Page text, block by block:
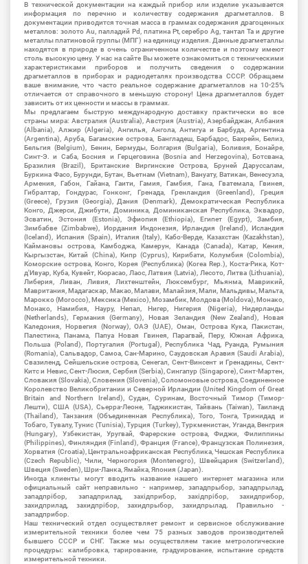
В технической документации на каждый прибор или изделие указывается
информация по перечню и количеству содержания драгметаллов. В
документации приводится точная масса в граммах содержания драгоценных
металлов: золото Au, палладий Pd, платина Pt, серебро Ag, тантал Ta и другие
металлы платиновой группы (МПГ) на единицу изделия. Данные драгметаллы
находятся в природе в очень ограниченном количестве и поэтому имеют
столь высокую цену. У нас на сайте Вы можете ознакомиться с техническими
характеристиками приборов и получить сведения о содержании
драгметаллов в приборах и радиодеталях производства СССР. Обращаем
ваше внимание, что часто реальное содержание драгметаллов на 10-25%
отличается от справочного в меньшую сторону! Цена драгметаллов будет
зависить от их ценности и массы в граммах.
Мы предлагаем быструю международную доставку практически во все
страны мира: Австралия (Australia), Австрия (Austria), Азербайджан, Албания
(Albania), Алжир (Algeria), Ангилья, Ангола, Антигуа и Барбуда, Аргентина
(Argentina), Аруба, Багамские острова, Бангладеш, Барбадос, Бахрейн, Белиз,
Бельгия (Belgium), Бенин, Бермуды, Болгария (Bulgaria), Боливия, Бонайре,
Синт-Э. и Саба, Босния и Герцеговина (Bosnia and Herzegovina), Ботсвана,
Бразилия (Brazil), Британские Виргинские Острова, Бруней Даруссалам,
Буркина Фасо, Бурунди, Бутан, Вьетнам (Vietnam), Вануату, Ватикан, Венесуэла,
Армения, Габон, Гайана, Гаити, Гамия, Гамбия, Гана, Гватемала, Гвинея,
Гибралтар, Гондурас, Гонконг, Гренада, Гренландия (Greenland), Греция
(Greece), Грузия (Georgia), Дания (Denmark), Демократическая Республика
Конго, Джерси, Джибути, Доминика, Доминиканская Республика, Эквадор,
Эсватин, Эстония (Estonia), Эфиопия (Ethiopia), Египет (Egypt), Замбия,
Зимбабве (Zimbabwe), Иордания Индонезия, Ирландия (Ireland), Исландия
(Iceland), Испания (Spain), Италия (Italy), Кабо-Верде, Казахстан (Kazakhstan),
Каймановы острова, Камбоджа, Камерун, Канада (Canada), Катар, Кения,
Кыргызстан, Китай (China), Кипр (Cyprus), Кирибати, Колумбия (Colombia),
Коморские острова, Конго, Корея (Республика) (Korea Rep.), Коста-Рика, Кот-
д'Ивуар, Куба, Кувейт, Кюрасао, Лаос, Латвия (Latvia), Лесото, Литва (Lithuania),
Либерия, Ливан, Ливия, Лихтенштейн, Люксембург, Мьянма, Маврикий,
Мавритания, Мадагаскар, Макао, Малави, Малайзия, Мали, Мальдивы, Мальта,
Марокко (Morocco), Мексика (Mexico), Мозамбик, Молдова (Moldova), Монако,
Монако, Намибия, Науру, Непал, Нигер, Нигерия (Nigeria), Нидерланды
(Netherlands), Германия (Germany), Новая Зеландия (New Zealand), Новая
Каледония, Норвегия (Norway), ОАЭ (UAE), Оман, Острова Кука, Пакистан,
Палестина, Панама, Папуа Новая Гвинея, Парагвай, Перу, Южная Африка,
Польша (Poland), Португалия (Portugal), Республика Чад, Руанда, Румыния
(Romania), Сальвадор, Самоа, Сан-Марино, Саудовская Аравия (Saudi Arabia),
Свазиленд, Сейшельские острова, Сенегал, Сент-Винсент и Гренадины, Сент-
Китс и Невис, Сент-Люсия, Сербия (Serbia), Сингапур (Singapore), Синт-Мартен,
Словакия (Slovakia), Словения (Slovenia), Соломоновые острова, Соединенное
Королевство Великобритании и Северной Ирландии (United Kingdom of Great
Britain and Northern Ireland), Судан, Суринам, Восточный Тимор (Тимор-
Лешти), США (USA), Сьерра-Леоне, Таджикистан, Тайвань (Taiwan), Таиланд
(Thailand), Танзания (Объединенная Республика), Того, Тонга, Тринидад и
Тобаго, Тувалу, Тунис (Tunisia), Турция (Turkey), Туркменистан, Уганда, Венгрия
(Hungary), Узбекистан, Уругвай, Фарерские острова, Фиджи, Филиппины
(Philippines), Финляндия (Finland), Франция (France), Французская Полинезия,
Хорватия (Croatia), Центральноафриканская Республика, Чешская Республика
(Czech Republic), Чили, Черногория (Montenegro), Швейцария (Switzerland),
Швеция (Sweden), Шри-Ланка, Ямайка, Япония (Japan).
Иногда клиенты могут вводить название нашего интернет магазина или
официальный сайт неправильно - например, западпрыбор, западпрылад,
западпрібор, западприлад, західприбор, західпрібор, захидприбор,
захидприлад, захидпрібор, захидпрыбор, захидпрылад. Правильно -
западприбор.
Наш технический отдел осуществляет ремонт и сервисное обслуживание
измерительной техники более чем 75 разных заводов производителей
бывшего СССР и СНГ. Также мы осуществляем такие метрологические
процедуры: калибровка, тарирование, градуирование, испытание средств
измерительной техники.